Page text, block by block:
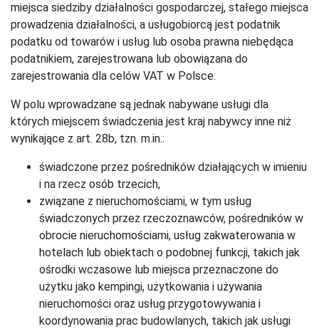
miejsca siedziby działalności gospodarczej, stałego miejsca
prowadzenia działalności, a usługobiorcą jest podatnik
podatku od towarów i usług lub osoba prawna niebędąca
podatnikiem, zarejestrowana lub obowiązana do
zarejestrowania dla celów VAT w Polsce.
W polu wprowadzane są jednak nabywane usługi dla
których miejscem świadczenia jest kraj nabywcy inne niż
wynikające z art. 28b, tzn. m.in.:
świadczone przez pośredników działających w imieniu
i na rzecz osób trzecich,
związane z nieruchomościami, w tym usług
świadczonych przez rzeczoznawców, pośredników w
obrocie nieruchomościami, usług zakwaterowania w
hotelach lub obiektach o podobnej funkcji, takich jak
ośrodki wczasowe lub miejsca przeznaczone do
użytku jako kempingi, użytkowania i używania
nieruchomości oraz usług przygotowywania i
koordynowania prac budowlanych, takich jak usługi